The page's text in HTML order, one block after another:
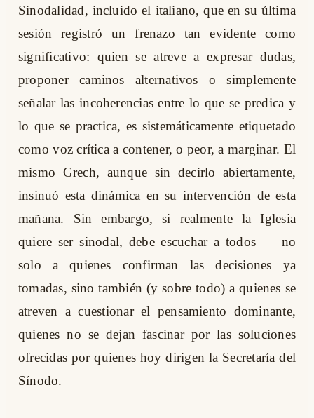
Sinodalidad, incluido el italiano, que en su última
sesión registró un frenazo tan evidente como
significativo: quien se atreve a expresar dudas,
proponer caminos alternativos o simplemente
señalar las incoherencias entre lo que se predica y
lo que se practica, es sistemáticamente etiquetado
como voz crítica a contener, o peor, a marginar. El
mismo Grech, aunque sin decirlo abiertamente,
insinuó esta dinámica en su intervención de esta
mañana. Sin embargo, si realmente la Iglesia
quiere ser sinodal, debe escuchar a todos — no
solo a quienes confirman las decisiones ya
tomadas, sino también (y sobre todo) a quienes se
atreven a cuestionar el pensamiento dominante,
quienes no se dejan fascinar por las soluciones
ofrecidas por quienes hoy dirigen la Secretaría del
Sínodo.